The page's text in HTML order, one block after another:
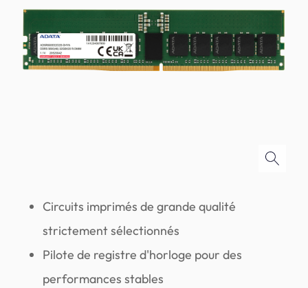
Circuits imprimés de grande qualité
strictement sélectionnés
Pilote de registre d'horloge pour des
performances stables